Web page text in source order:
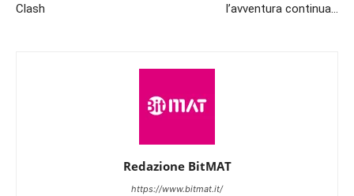
Clash
l’avventura continua…
Redazione BitMAT
https://www.bitmat.it/